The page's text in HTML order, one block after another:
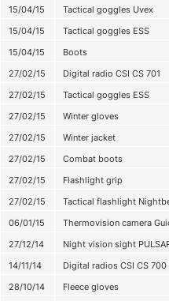
15/04/15
Tactical goggles Uvex
15/04/15
Tactical goggles ESS
15/04/15
Boots
27/02/15
Digital radio CSI CS 701
27/02/15
Tactical goggles ESS
27/02/15
Winter gloves
27/02/15
Winter jacket
27/02/15
Combat boots
27/02/15
Flashlight grip
27/02/15
Tactical flashlight
06/01/15
Thermovision camera
27/12/14
Night vision sight
14/11/14
Digital radios CSI CS 700
28/10/14
Fleece gloves